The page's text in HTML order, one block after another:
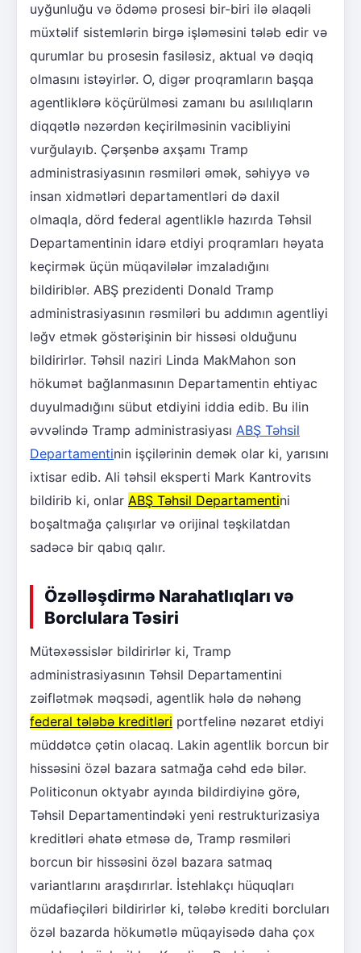
uyğunluğu və ödəmə prosesi bir-biri ilə əlaqəli
müxtəlif sistemlərin birgə işləməsini tələb edir və
qurumlar bu prosesin fasiləsiz, aktual və dəqiq
olmasını istəyirlər. O, digər proqramların başqa
agentliklərə köçürülməsi zamanı bu asılılıqların
diqqətlə nəzərdən keçirilməsinin vacibliyini
vurğulayıb. Çərşənbə axşamı Tramp
administrasiyasının rəsmiləri əmək, səhiyyə və
insan xidmətləri departamentləri də daxil
olmaqla, dörd federal agentliklə hazırda Təhsil
Departamentinin idarə etdiyi proqramları həyata
keçirmək üçün müqavilələr imzaladığını
bildiriblər. ABŞ prezidenti Donald Tramp
administrasiyasının rəsmiləri bu addımın agentliyi
ləğv etmək göstərişinin bir hissəsi olduğunu
bildirirlər. Təhsil naziri Linda MakMahon son
hökumət bağlanmasının Departamentin ehtiyac
duyulmadığını sübut etdiyini iddia edib. Bu ilin
əvvəlində Tramp administrasiyası ABŞ Təhsil
Departamentinin işçilərinin demək olar ki, yarısını
ixtisar edib. Ali təhsil eksperti Mark Kantrovits
bildirib ki, onlar ABŞ Təhsil Departamentini
boşaltmağa çalışırlar və orijinal təşkilatdan
sadəcə bir qabıq qalır.
Özəlləşdirmə Narahatlıqları və
Borclulara Təsiri
Mütəxəssislər bildirirlər ki, Tramp
administrasiyasının Təhsil Departamentini
zəiflətmək məqsədi, agentlik hələ də nəhəng
federal tələbə kreditləri portfelinə nəzarət etdiyi
müddətcə çətin olacaq. Lakin agentlik borcun bir
hissəsini özəl bazara satmağa cəhd edə bilər.
Politiconun oktyabr ayında bildirdiyinə görə,
Təhsil Departamentindəki yeni restrukturizasiya
kreditləri əhatə etməsə də, Tramp rəsmiləri
borcun bir hissəsini özəl bazara satmaq
variantlarını araşdırırlar. İstehlakçı hüquqları
müdafiəçiləri bildirirlər ki, tələbə krediti borcluları
özəl bazarda hökumətlə müqayisədə daha çox